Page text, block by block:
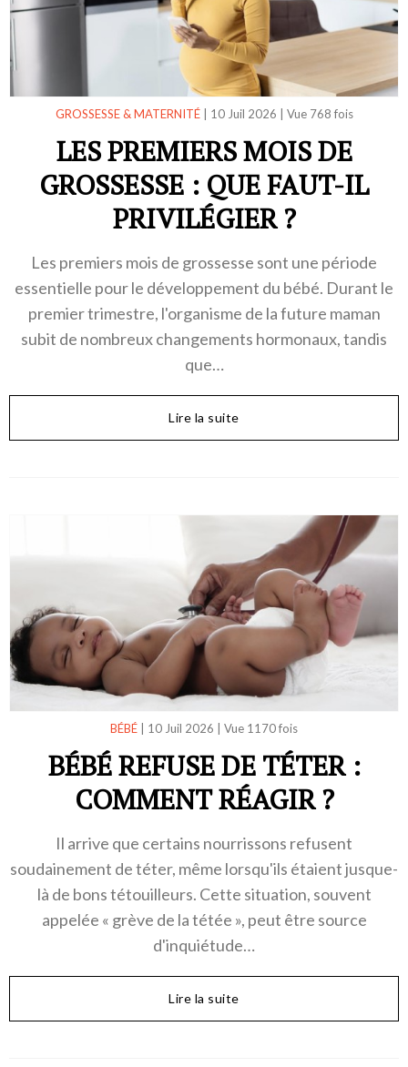
GROSSESSE & MATERNITÉ| 10 Juil 2026 Vue 768 fois
LES PREMIERS MOIS DE
GROSSESSE : QUE FAUT-IL
PRIVILÉGIER ?
Les premiers mois de grossesse sont une période
essentielle pour le développement du bébé. Durant le
premier trimestre, l'organisme de la future maman
subit de nombreux changements hormonaux, tandis
que…
Lire la suite
BÉBÉ 10 Juil 2026 Vue 1170 fois
BÉBÉ REFUSE DE TÉTER :
COMMENT RÉAGIR ?
Il arrive que certains nourrissons refusent
soudainement de téter, même lorsqu'ils étaient jusque-
là de bons tétouilleurs. Cette situation, souvent
appelée « grève de la tétée », peut être source
d'inquiétude…
Lire la suite